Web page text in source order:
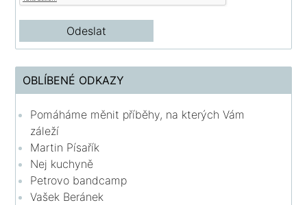
OBLÍBENÉ ODKAZY
Pomáháme měnit příběhy, na kterých Vám
záleží
Martin Písařík
Nej kuchyně
Petrovo bandcamp
Vašek Beránek